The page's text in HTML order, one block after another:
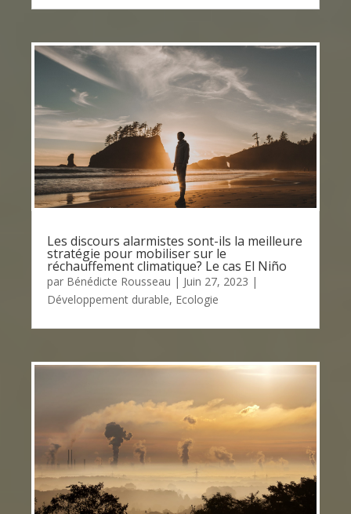
Les discours alarmistes sont-ils la meilleure
stratégie pour mobiliser sur le
réchauffement climatique? Le cas El Niño
par Bénédicte Rousseau | Juin 27, 2023 |
Développement durable, Ecologie